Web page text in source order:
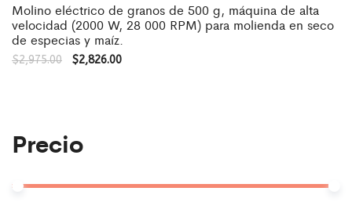
Molino eléctrico de granos de 500 g, máquina de alta
velocidad (2000 W, 28 000 RPM) para molienda en seco
de especias y maíz.
$2,975.00 $2,826.00
Precio